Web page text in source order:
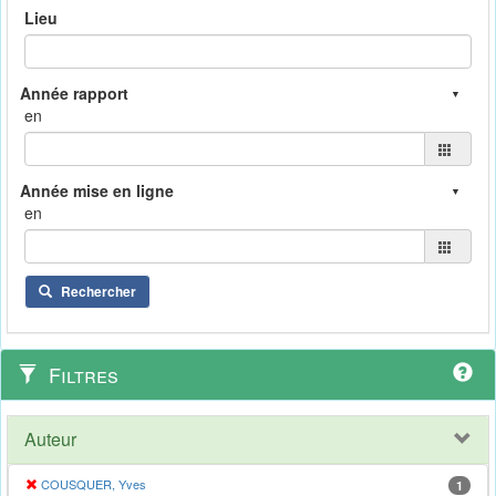
Lieu
en
en
Rechercher
Filtres
Auteur
COUSQUER, Yves 1